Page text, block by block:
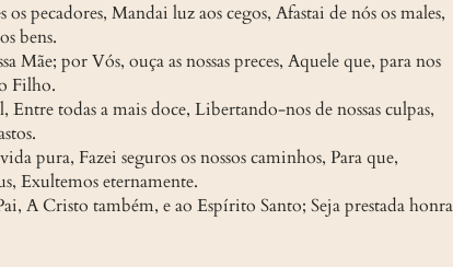
pecadores, Mandai luz aos cegos, Afastai de nós os males,
bens.
Mãe; por Vós, ouça as nossas preces, Aquele que, para nos
Filho.
todas a mais doce, Libertando-nos de nossas culpas,
pura, Fazei seguros os nossos caminhos, Para que,
Exultemos eternamente.
A Cristo também, e ao Espírito Santo; Seja prestada honra